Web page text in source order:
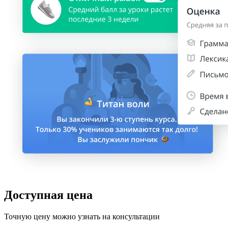
Доступная цена
Точную цену можно узнать на консультации